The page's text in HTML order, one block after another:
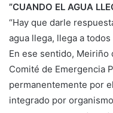
”CUANDO EL AGUA
“Hay que darle
agua llega, llega a
En ese sentido, Meiriño
Comité de Emergencia
permanentemente por
integrado por